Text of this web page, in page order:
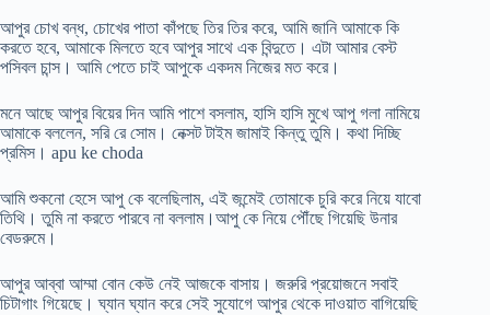
আপুর চোখ বন্ধ, চোখের পাতা কাঁপছে তির তির করে, আমি জানি আমাকে কি
করতে হবে, আমাকে মিলতে হবে আপুর সাথে এক বিন্দুতে। এটা আমার বেস্ট
পসিবল চান্স। আমি পেতে চাই আপুকে একদম নিজের মত করে।
মনে আছে আপুর বিয়ের দিন আমি পাশে বসলাম, হাসি হাসি মুখে আপু গলা নামিয়ে
আমাকে বললেন, সরি রে সোম। নেক্সট টাইম জামাই কিন্তু তুমি। কথা দিচ্ছি
প্রমিস। apu ke choda
আমি শুকনো হেসে আপু কে বলেছিলাম, এই জন্মেই তোমাকে চুরি করে নিয়ে যাবো
তিথি। তুমি না করতে পারবে না বললাম।আপু কে নিয়ে পৌঁছে গিয়েছি উনার
বেডরুমে।
আপুর আব্বা আম্মা বোন কেউ নেই আজকে বাসায়। জরুরি প্রয়োজনে সবাই
চিটাগাং গিয়েছে। ঘ্যান ঘ্যান করে সেই সুযোগে আপুর থেকে দাওয়াত বাগিয়েছি